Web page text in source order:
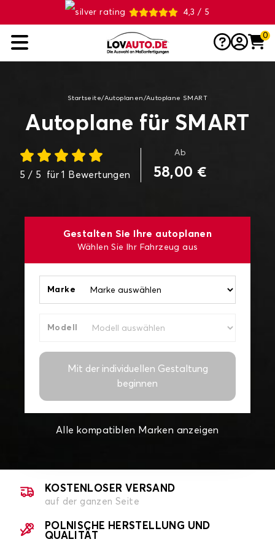
4,3 / 5
0
Startseite/Autoplanen /Autoplane SMART
Autoplane für SMART
5 / 5 für 1 Bewertungen
Ab
58,00 €
Gestalten Sie Ihre autoplanen
Wählen Sie Ihr Fahrzeug aus
Marke
Modell
Mit der individuellen Gestaltung
beginnen
Alle kompatiblen Marken anzeigen
KOSTENLOSER VERSAND
auf der ganzen Seite
POLNISCHE HERSTELLUNG UND
QUALITÄT